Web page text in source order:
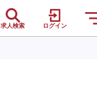
求人検索 ログイン